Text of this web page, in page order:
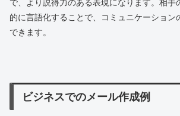
で、より説得力のある表現になります。相手
的に言語化することで、コミュニケーション
できます。
ビジネスでのメール作成例